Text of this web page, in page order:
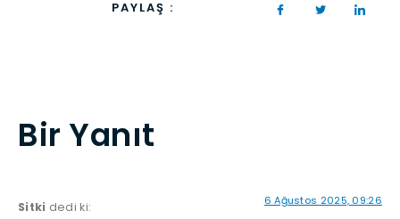
PAYLAŞ :
Bir Yanıt
Sitki dedi ki: 6 Ağustos 2025, 09:26